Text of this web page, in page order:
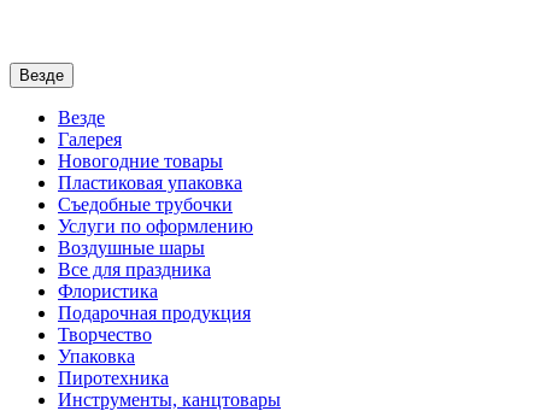
Везде
Везде
Галерея
Новогодние товары
Пластиковая упаковка
Съедобные трубочки
Услуги по оформлению
Воздушные шары
Все для праздника
Флористика
Подарочная продукция
Творчество
Упаковка
Пиротехника
Инструменты, канцтовары